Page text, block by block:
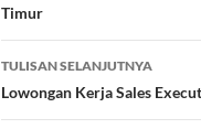
Timur
TULISAN SELANJUTNYA
Lowongan Kerja Sales